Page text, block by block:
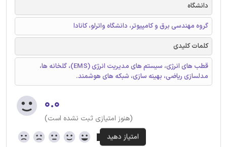
دانشگاه
گروه مهندسی برق و کامپیوتر، دانشگاه واترلو، کانادا
کلمات کلیدی
قطب های انرژی، سیستم های مدیریت انرژی (EMS)، گلخانه ها،
مدلسازی ریاضی، بهینه سازی، شبکه های هوشمند.
۰.۰
(هنوز امتیازی ثبت نشده است)